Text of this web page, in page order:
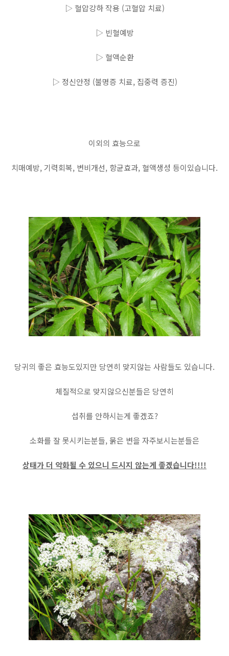
▷ 혈압강하 작용 (고혈압 치료)
▷ 빈혈예방
▷ 혈액순환
▷ 정신안정 (불명증 치료, 집중력 증진)
이외의 효능으로
치매예방, 기력회복, 변비개선, 항균효과, 혈액생성 등이있습니다.
당귀의 좋은 효능도있지만 당연히 맞지않는 사람들도 있습니다.
체질적으로 맞지않으신분들은 당연히
섭취를 안하시는게 좋겠죠?
소화를 잘 못시키는분들, 묽은 변을 자주보시는분들은
상태가 더 악화될 수 있으니 드시지 않는게 좋겠습니다!!!!